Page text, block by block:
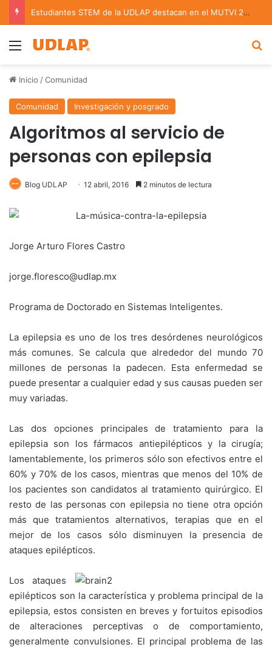
Estudiantes STEM de la UDLAP destacan en el MUTVI 2026
Menu
Inicio /Comunidad
Comunidad Investigación y posgrado
Algoritmos al servicio de
personas con epilepsia
Blog UDLAP 12 abril, 2016 2 minutos de lectura
Jorge Arturo Flores Castro
jorge.floresco@udlap.mx
Programa de Doctorado en Sistemas Inteligentes.
La epilepsia es uno de los tres desórdenes neurológicos
más comunes. Se calcula que alrededor del mundo 70
millones de personas la padecen. Esta enfermedad se
puede presentar a cualquier edad y sus causas pueden ser
muy variadas.
Las dos opciones principales de tratamiento para la
epilepsia son los fármacos antiepilépticos y la cirugía;
lamentablemente, los primeros sólo son efectivos entre el
60% y 70% de los casos, mientras que menos del 10% de
los pacientes son candidatos al tratamiento quirúrgico. El
resto de las personas con epilepsia no tiene otra opción
más que tratamientos alternativos, terapias que en el
mejor de los casos sólo disminuyen la presencia de
ataques epilépticos.
Los ataques
epilépticos son la característica y problema principal de la
epilepsia, estos consisten en breves y fortuitos episodios
de alteraciones perceptivas o de comportamiento,
generalmente convulsiones. El principal problema de las